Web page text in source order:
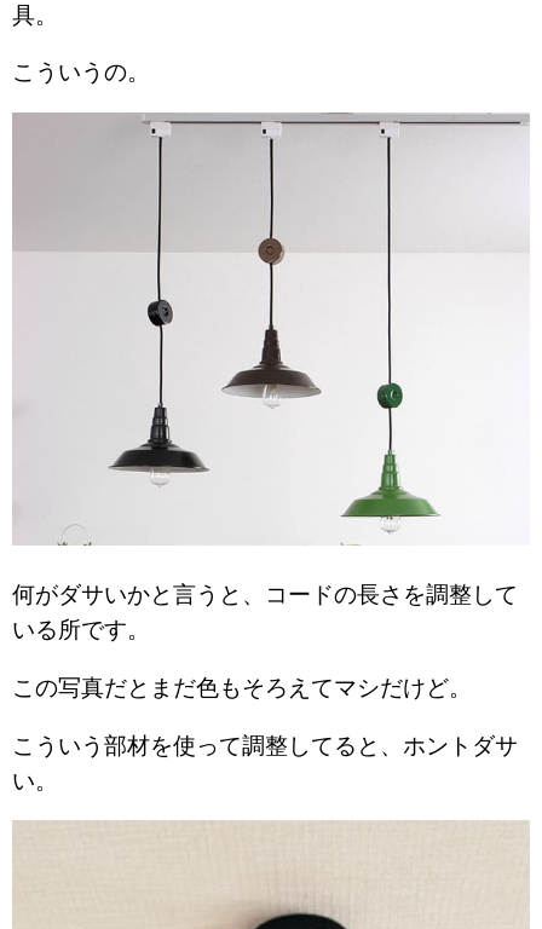
具。
こういうの。
何がダサいかと言うと、コードの長さを調整して
いる所です。
この写真だとまだ色もそろえてマシだけど。
こういう部材を使って調整してると、ホントダサ
い。